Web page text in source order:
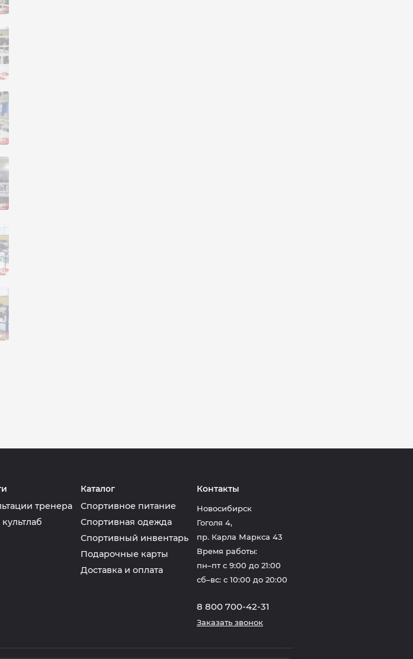
тренера
Каталог
Спортивное питание
Спортивная одежда
Спортивный инвентарь
Подарочные карты
Доставка и оплата
Контакты
Новосибирск
Гоголя 4,
пр. Карла Маркса 43
Время работы:
пн–пт с 9:00 до 21:00
сб–вс: с 10:00 до 20:00
8 800 700-42-31
Заказать звонок